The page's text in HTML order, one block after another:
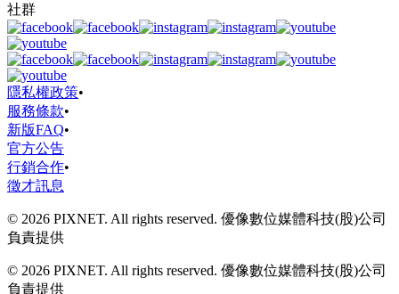
社群
隱私權政策•
服務條款•
新版FAQ•
官方公告
行銷合作•
徵才訊息
© 2026 PIXNET. All rights reserved. 優像數位媒體科技(股)公司
負責提供
© 2026 PIXNET. All rights reserved. 優像數位媒體科技(股)公司
負責提供